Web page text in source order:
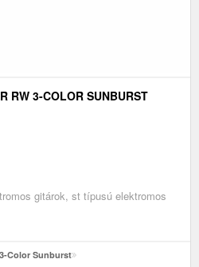
RW 3-COLOR SUNBURST
gitárok, st típusú elektromos
Color Sunburst